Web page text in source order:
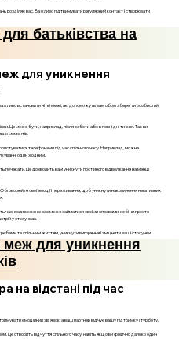
розділяє вас. Важливо підтримувати регулярний контакт і створювати
батьківства на
для уникнення
встановити чіткі межі, які допоможуть вам обом зберегти особистий
Це може бути, наприклад, після роботи або в певні дні тижня. Так ви
моментів.
телефонами під час спільного часу. Наприклад, можна
один з одним.
почекати. Це дозволить вам уникнути постійного відволікання на менш
свої емоції і переживання, щоб уникнути накопичення негативних
час, коли кожен з вас може займатися своїми справами, хобі чи просто
у стосунках.
та спільним життям, уникнути вигоряння і зміцнити ваші стосунки.
для уникнення
на відстані під час
емоційний зв'язок, а ваш партнер відчує вашу підтримку і турботу.
Це створить відчуття спільного часу, навіть якщо ви фізично далеко один